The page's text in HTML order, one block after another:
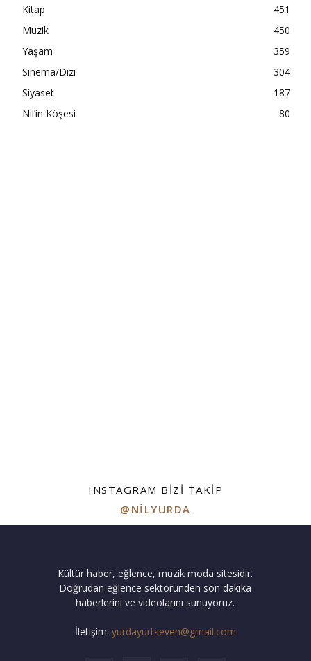
Kitap
451
Müzik
450
Yaşam
359
Sinema/Dizi
304
Siyaset
187
Nil’in Köşesi
80
INSTAGRAM BIZI TAKIP
@NILYURDA
Kültür haber, eğlence, müzik moda sitesidir.
Doğrudan eğlence sektöründen son dakika
haberlerini ve videolarını sunuyoruz.
İletişim: yurdayurtseven@gmail.com